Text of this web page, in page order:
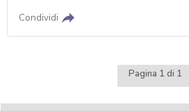
Condividi
Pagina 1 di 1